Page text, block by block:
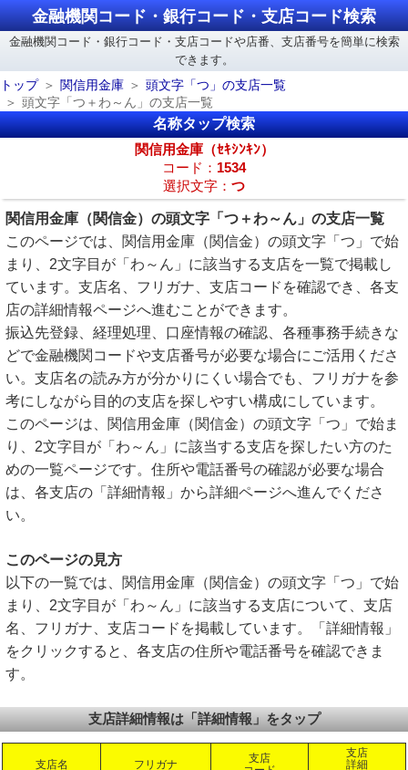
金融機関コード・銀行コード・支店コード検索
金融機関コード・銀行コード・支店コードや店番、支店番号を簡単に検索
できます。
トップ
関信用金庫
頭文字「つ」の支店一覧
頭文字「つ＋わ～ん」の支店一覧
名称タップ検索
関信用金庫（ｾｷｼﾝｷﾝ）
コード： 1534
選択文字： つ
関信用金庫（関信金）の頭文字「つ＋わ～ん」の支店一覧
このページでは、関信用金庫（関信金）の頭文字「つ」で始
まり、2文字目が「わ～ん」に該当する支店を一覧で掲載し
ています。支店名、フリガナ、支店コードを確認でき、各支
店の詳細情報ページへ進むことができます。
振込先登録、経理処理、口座情報の確認、各種事務手続きな
どで金融機関コードや支店番号が必要な場合にご活用くださ
い。支店名の読み方が分かりにくい場合でも、フリガナを参
考にしながら目的の支店を探しやすい構成にしています。
このページは、関信用金庫（関信金）の頭文字「つ」で始ま
り、2文字目が「わ～ん」に該当する支店を探したい方のた
めの一覧ページです。住所や電話番号の確認が必要な場合
は、各支店の「詳細情報」から詳細ページへ進んでくださ
い。
このページの見方
以下の一覧では、関信用金庫（関信金）の頭文字「つ」で始
まり、2文字目が「わ～ん」に該当する支店について、支店
名、フリガナ、支店コードを掲載しています。「詳細情報」
をクリックすると、各支店の住所や電話番号を確認できま
す。
支店詳細情報は「詳細情報」をタップ
支店名 フリガナ
支店
支店
詳細